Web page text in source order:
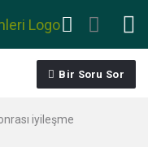
Bir Soru Sor
iyileşme